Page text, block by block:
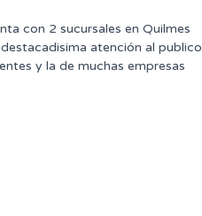
con 2 sucursales en Quilmes
atención al publico
y la de muchas empresas